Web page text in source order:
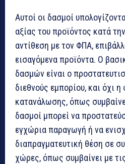
Αυτοί οι δασμοί
αξίας του προϊόντος κατά
αντίθεση με τον ΦΠΑ,
εισαγόμενα προϊόντα. Ο
δασμών είναι ο
διεθνούς εμπορίου, και όχι
κατανάλωσης, όπως
δασμοί μπορεί να
εγχώρια παραγωγή ή να
διαπραγματευτική θέση σε
χώρες, όπως συμβαίνει με